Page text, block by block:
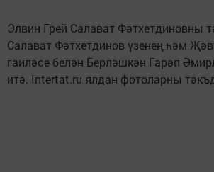
Элвин Грей Салават Фәтхетдиновны
Салават Фәтхетдинов үзенең һәм
гаиләсе белән Берләшкән Гарәп
итә. Intertat.ru ялдан фотоларны